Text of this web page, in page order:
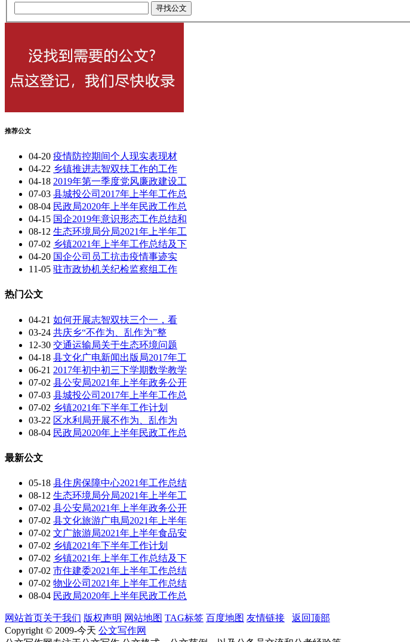
推荐公文
04-20 疫情防控期间个人现实表现材
04-22 乡镇推进志智双扶工作的工作
04-18 2019年第一季度党风廉政建设工
07-03 县城投公司2017年上半年工作总
08-04 民政局2020年上半年民政工作总
04-15 国企2019年意识形态工作总结和
08-12 生态环境局分局2021年上半年工
07-02 乡镇2021年上半年工作总结及下
04-20 国企公司员工抗击疫情事迹实
11-05 驻市政协机关纪检监察组工作
热门公文
04-21 如何开展志智双扶三个一，看
03-24 共庆乡“不作为、乱作为”整
12-30 交通运输局关于生态环境问题
04-18 县文化广电新闻出版局2017年工
06-21 2017年初中初三下学期数学教学
07-02 县公安局2021年上半年政务公开
07-03 县城投公司2017年上半年工作总
07-02 乡镇2021年下半年工作计划
03-22 区水利局开展不作为、乱作为
08-04 民政局2020年上半年民政工作总
最新公文
05-18 县住房保障中心2021年工作总结
08-12 生态环境局分局2021年上半年工
07-02 县公安局2021年上半年政务公开
07-02 县文化旅游广电局2021年上半年
07-02 文广旅游局2021年上半年食品安
07-02 乡镇2021年下半年工作计划
07-02 乡镇2021年上半年工作总结及下
07-02 市住建委2021年上半年工作总结
07-02 物业公司2021年上半年工作总结
08-04 民政局2020年上半年民政工作总
网站首页关于我们 版权声明 网站地图 TAG标签 百度地图 友情链接
返回顶部
Copyright © 2009-今天 公文写作网